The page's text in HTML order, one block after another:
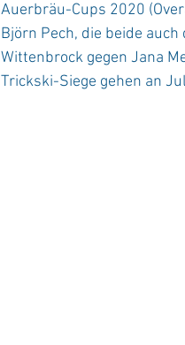
Auerbräu-Cups 2020
Björn Pech, die beide
Wittenbrock gegen Jana
Trickski-Siege gehen an